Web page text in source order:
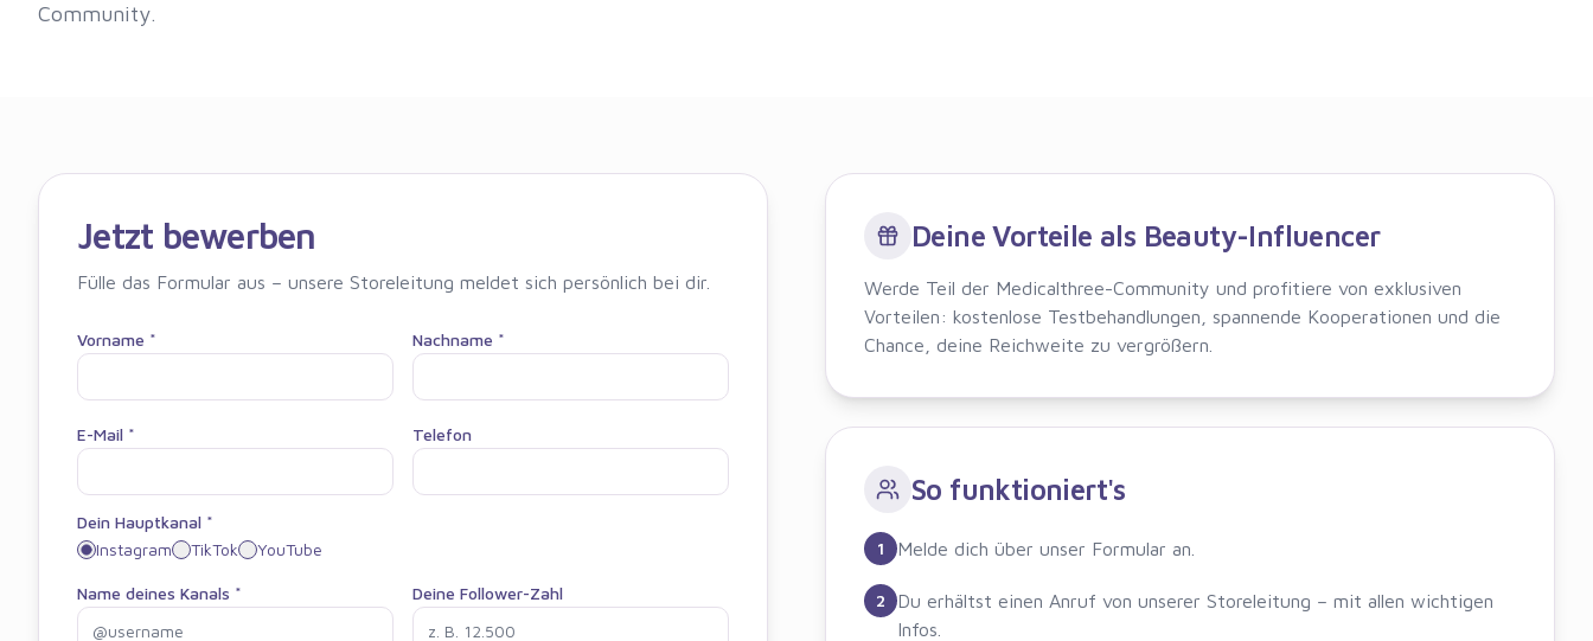
Community.
Jetzt bewerben
Fülle das Formular aus – unsere Storeleitung meldet sich persönlich bei dir.
Vorname * Nachname *
E-Mail * Telefon
Dein Hauptkanal *
Instagram
TikTok YouTube
Name deines Kanals * Deine Follower-Zahl
Deine Vorteile als Beauty-Influencer
Werde Teil der Medicalthree-Community und profitiere von exklusiven
Vorteilen: kostenlose Testbehandlungen, spannende Kooperationen und die
Chance, deine Reichweite zu vergrößern.
So funktioniert's
1 Melde dich über unser Formular an.
2
Du erhältst einen Anruf von unserer Storeleitung – mit allen wichtigen
Infos.